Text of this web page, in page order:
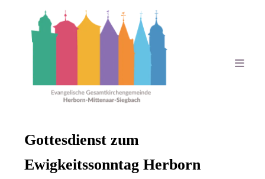
Gottesdienst zum
Ewigkeitssonntag Herborn